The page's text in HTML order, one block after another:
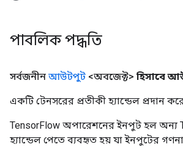
পাবলিক পদ্ধতি
সর্বজনীন আউটপুট <অবজেক্ট> হিসাবে
একটি টেনসরের প্রতীকী হ্যান্ডেল প্রদান
TensorFlow অপারেশনের ইনপুট হল অন্য
হ্যান্ডেল পেতে ব্যবহৃত হয় যা ইনপুটের